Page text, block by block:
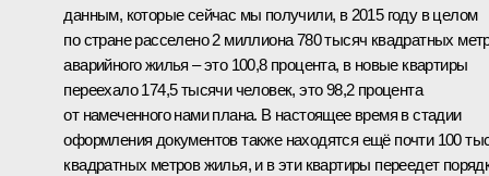
данным, которые сейчас мы получили, в 2015 году в целом
по стране расселено 2 миллиона 780 тысяч квадратных
аварийного жилья – это 100,8 процента, в новые квартиры
переехало 174,5 тысячи человек, это 98,2 процента
от намеченного нами плана. В настоящее время в стадии
оформления документов также находятся ещё почти 100
квадратных метров жилья, и в эти квартиры переедет